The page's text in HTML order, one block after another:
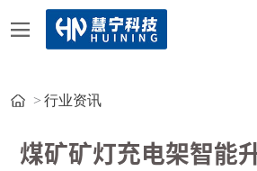
行业资讯
煤矿矿灯充电架智能